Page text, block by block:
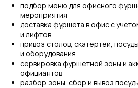
подбор меню для офисного
мероприятия
доставка фуршета в офис с
и лифтов
привоз столов, скатертей,
и оборудования
сервировка фуршетной зоны и
официантов
разбор зоны, сбор и вывоз